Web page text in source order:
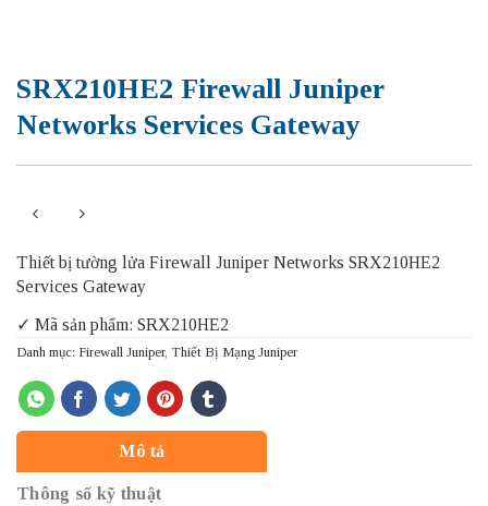
SRX210HE2 Firewall Juniper
Networks Services Gateway
Thiết bị tường lửa Firewall Juniper Networks SRX210HE2
Services Gateway
✓ Mã sản phẩm: SRX210HE2
Danh mục: Firewall Juniper, Thiết Bị Mạng Juniper
Mô tả
Thông số kỹ thuật